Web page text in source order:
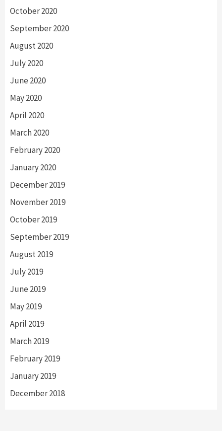
October 2020
September 2020
August 2020
July 2020
June 2020
May 2020
April 2020
March 2020
February 2020
January 2020
December 2019
November 2019
October 2019
September 2019
August 2019
July 2019
June 2019
May 2019
April 2019
March 2019
February 2019
January 2019
December 2018